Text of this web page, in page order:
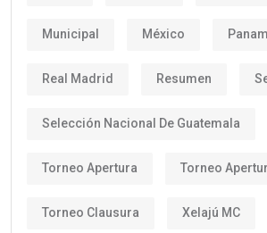
Municipal México
Real Madrid Resumen
Selección Nacional De Guatemala
Torneo Apertura Torneo
Torneo Clausura Xelajú MC